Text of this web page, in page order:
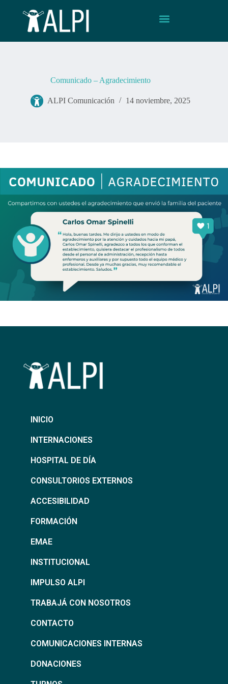
Comunicado – Agradecimiento
ALPI Comunicación 14 noviembre, 2025
INICIO
INTERNACIONES
HOSPITAL DE DÍA
CONSULTORIOS EXTERNOS
ACCESIBILIDAD
FORMACIÓN
EMAE
INSTITUCIONAL
IMPULSO ALPI
TRABAJÁ CON NOSOTROS
CONTACTO
COMUNICACIONES INTERNAS
DONACIONES